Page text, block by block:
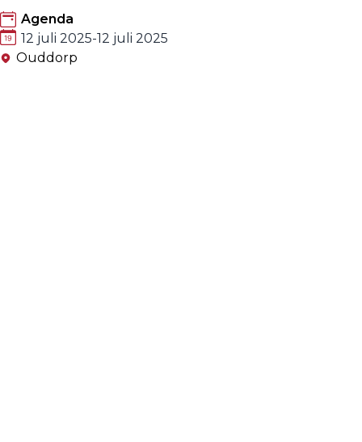
Agenda
12 juli 2025-12 juli 2025
Ouddorp